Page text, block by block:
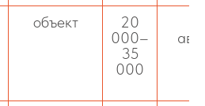
объект
20
000–
35
000